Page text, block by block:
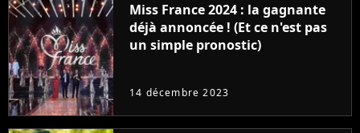
Miss France 2024 : la gagnante
déjà annoncée ! (Et ce n'est pas
un simple pronostic)
14 décembre 2023